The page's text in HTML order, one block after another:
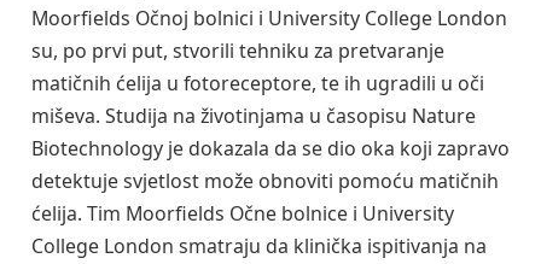
Moorfields Očnoj bolnici i University College London
su, po prvi put, stvorili tehniku za pretvaranje
matičnih ćelija u fotoreceptore, te ih ugradili u oči
miševa. Studija na životinjama u časopisu Nature
Biotechnology je dokazala da se dio oka koji zapravo
detektuje svjetlost može obnoviti pomoću matičnih
ćelija. Tim Moorfields Očne bolnice i University
College London smatraju da klinička ispitivanja na